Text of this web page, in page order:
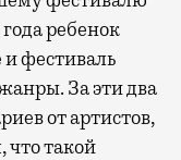
ребенок
и фестиваль
За эти два
от артистов,
что такой